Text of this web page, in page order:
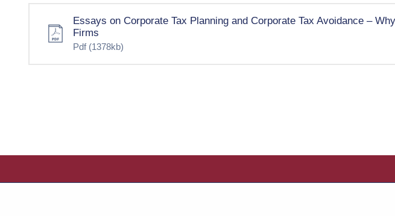
Essays on Corporate Tax Planning and Corporate Tax Avoidance –
Firms
Pdf (1378kb)